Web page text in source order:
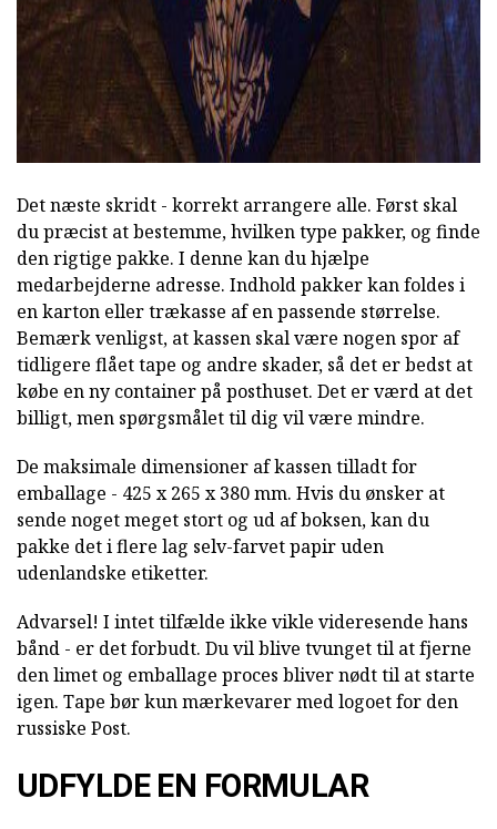
Det næste skridt - korrekt arrangere alle. Først skal
du præcist at bestemme, hvilken type pakker, og finde
den rigtige pakke. I denne kan du hjælpe
medarbejderne adresse. Indhold pakker kan foldes i
en karton eller trækasse af en passende størrelse.
Bemærk venligst, at kassen skal være nogen spor af
tidligere flået tape og andre skader, så det er bedst at
købe en ny container på posthuset. Det er værd at det
billigt, men spørgsmålet til dig vil være mindre.
De maksimale dimensioner af kassen tilladt for
emballage - 425 x 265 x 380 mm. Hvis du ønsker at
sende noget meget stort og ud af boksen, kan du
pakke det i flere lag selv-farvet papir uden
udenlandske etiketter.
Advarsel! I intet tilfælde ikke vikle videresende hans
bånd - er det forbudt. Du vil blive tvunget til at fjerne
den limet og emballage proces bliver nødt til at starte
igen. Tape bør kun mærkevarer med logoet for den
russiske Post.
UDFYLDE EN FORMULAR